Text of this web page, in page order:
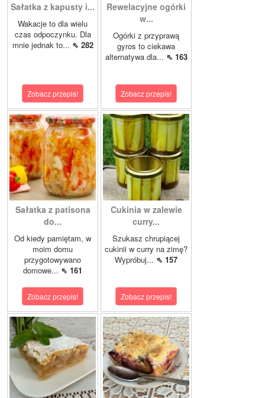
Sałatka z kapusty i...
Wakacje to dla wielu
czas odpoczynku. Dla
mnie jednak to... ⇖ 282
Zobacz przepis!
Rewelacyjne ogórki
w...
Ogórki z przyprawą
gyros to ciekawa
alternatywa dla... ⇖ 163
Zobacz przepis!
Sałatka z patisona
do...
Od kiedy pamiętam, w
moim domu
przygotowywano
domowe... ⇖ 161
Zobacz przepis!
Cukinia w zalewie
curry...
Szukasz chrupiącej
cukinii w curry na zimę?
Wypróbuj... ⇖ 157
Zobacz przepis!